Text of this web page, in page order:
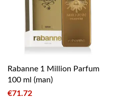
Rabanne 1 Million Parfum
100 ml (man)
€71.72